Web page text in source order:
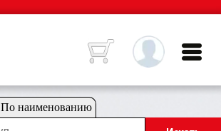
По наименованию